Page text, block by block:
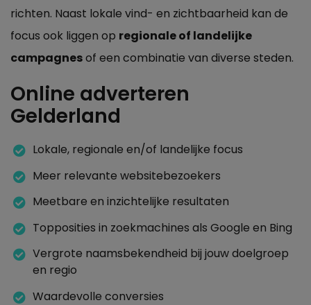
richten. Naast lokale vind- en zichtbaarheid kan de
focus ook liggen op regionale of landelijke
campagnesof een combinatie van diverse steden.
Online adverteren
Gelderland
Lokale, regionale en/of landelijke focus
Meer relevante websitebezoekers
Meetbare en inzichtelijke resultaten
Topposities in zoekmachines als Google en Bing
Vergrote naamsbekendheid bij jouw doelgroep
en regio
Waardevolle conversies